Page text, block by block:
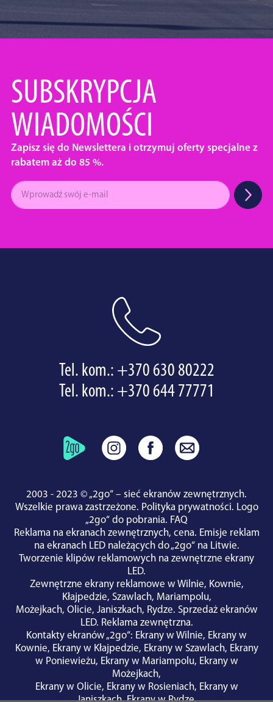
SUBSKRYPCJA
WIADOMOŚCI
Zapisz się do Newslettera i otrzymuj oferty specjalne z
rabatem aż do 85 %.
Tel. kom.: +370 630 80222
Tel. kom.: +370 644 77771
2003 - 2023 © „2go“ – sieć ekranów zewnętrznych.
Wszelkie prawa zastrzeżone. Polityka prywatności. Logo
„2go“ do pobrania. FAQ
Reklama na ekranach zewnętrznych, cena. Emisje reklam
na ekranach LED należących do „2go“ na Litwie.
Tworzenie klipów reklamowych na zewnętrzne ekrany
LED.
Zewnętrzne ekrany reklamowe w Wilnie, Kownie,
Kłajpedzie, Szawlach, Mariampolu,
Możejkach, Olicie, Janiszkach, Rydze. Sprzedaż ekranów
LED. Reklama zewnętrzna.
Kontakty ekranów „2go“: Ekrany w Wilnie, Ekrany w
Kownie, Ekrany w Kłajpedzie, Ekrany w Szawlach, Ekrany
w Poniewieżu, Ekrany w Mariampolu, Ekrany w
Możejkach,
Ekrany w Olicie, Ekrany w Rosieniach, Ekrany w
Janiszkach,Ekrany w Rydze.